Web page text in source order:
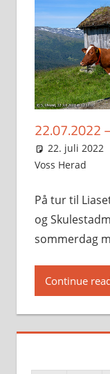
22.07.2022
22. juli 2022
Voss Herad
På tur til
og
sommerdag
Continue